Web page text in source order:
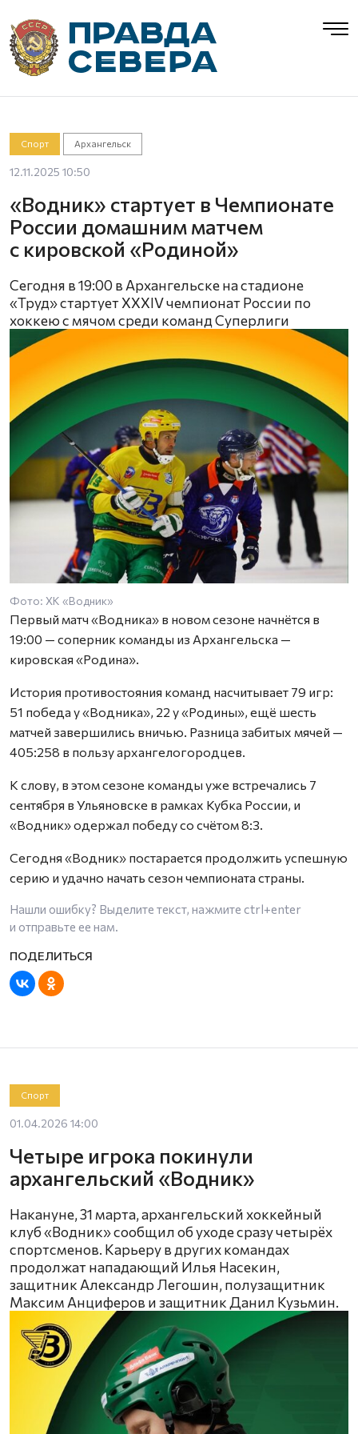
Спорт Архангельск
12.11.2025 10:50
«Водник» стартует в Чемпионате
России домашним матчем
с кировской «Родиной»
Сегодня в 19:00 в Архангельске на стадионе
«Труд» стартует XXXIV чемпионат России по
хоккею с мячом среди команд Суперлиги
Фото: ХК «Водник»
Первый матч «Водника» в новом сезоне начнётся в
19:00 — соперник команды из Архангельска —
кировская «Родина».
История противостояния команд насчитывает 79 игр:
51 победа у «Водника», 22 у «Родины», ещё шесть
матчей завершились вничью. Разница забитых мячей —
405:258 в пользу архангелогородцев.
К слову, в этом сезоне команды уже встречались 7
сентября в Ульяновске в рамках Кубка России, и
«Водник» одержал победу со счётом 8:3.
Сегодня «Водник» постарается продолжить успешную
серию и удачно начать сезон чемпионата страны.
Нашли ошибку? Выделите текст, нажмите ctrl+enter
и отправьте ее нам.
Спорт
01.04.2026 14:00
Четыре игрока покинули
архангельский «Водник»
Накануне, 31 марта, архангельский хоккейный
клуб «Водник» сообщил об уходе сразу четырёх
спортсменов. Карьеру в других командах
продолжат нападающий Илья Насекин,
защитник Александр Легошин, полузащитник
Максим Анциферов и защитник Данил Кузьмин.